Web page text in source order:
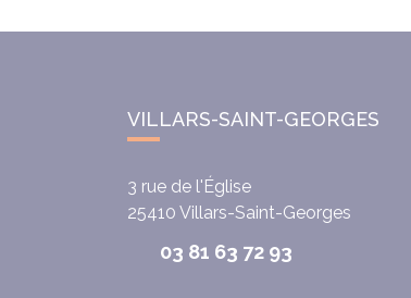
VILLARS-SAINT-GEORGES
3 rue de l'Église
25410 Villars-Saint-Georges
03 81 63 72 93